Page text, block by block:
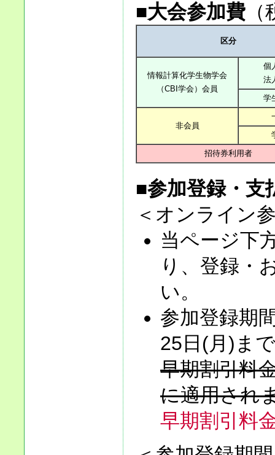
■大会参加費
区分
情報計算化学生物学会
（CBI学会）会員
個
法
学
非会員
招待券利用者
■参加登録・支
＜オンライン
当ページ下
り、登録・
い。
参加登録期
25日(月)ま
早期割引料
に適用され
早期割引料